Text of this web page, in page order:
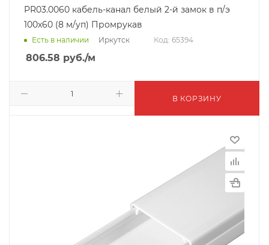
PR03.0060 кабель-канал белый 2-й замок в п/э
100х60 (8 м/уп) Промрукав
Есть в наличии Иркутск Код: 65394
806.58 руб./м
В КОРЗИНУ